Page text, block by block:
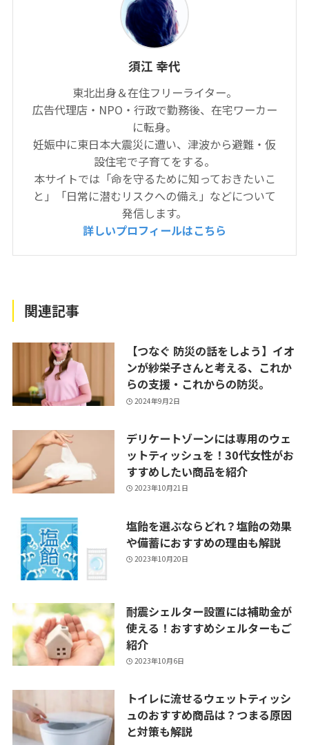
須江 幸代
東北出身＆在住フリーライター。
広告代理店・NPO・行政で勤務後、在宅ワーカー
に転身。
妊娠中に東日本大震災に遭い、津波から避難・仮
設住宅で子育てをする。
本サイトでは「命を守るために知っておきたいこ
と」「日常に潜むリスクへの備え」などについて
発信します。
詳しいプロフィールはこちら
関連記事
【つなぐ 防災の話をしよう】イオ
ンが紗栄子さんと考える、これか
らの支援・これからの防災。
2024年9月2日
デリケートゾーンには専用のウェ
ットティッシュを！30代女性がお
すすめしたい商品を紹介
2023年10月21日
塩飴を選ぶならどれ？塩飴の効果
や備蓄におすすめの理由も解説
2023年10月20日
耐震シェルター設置には補助金が
使える！おすすめシェルターもご
紹介
2023年10月6日
トイレに流せるウェットティッシ
ュのおすすめ商品は？つまる原因
と対策も解説